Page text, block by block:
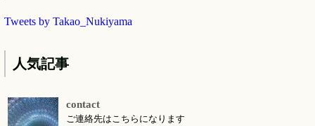
Tweets by Takao_Nukiyama
人気記事
contact
ご連絡先はこちらになります